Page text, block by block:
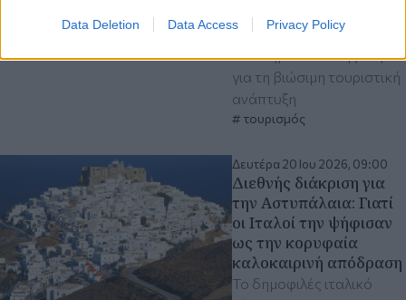
Data Deletion Data Access Privacy Policy
Πυθαγόρειο – Το πλάνο
του Δήμου Δυτικής Σάμου
για τη βιώσιμη τουριστική
ανάπτυξη
τουρισμός
Δευτέρα 20 Ιου 2026, 09:00
Διεθνής διάκριση για
την Αστυπάλαια: Γιατί
οι Ιταλοί την ψήφισαν
ως την κορυφαία
καλοκαιρινή απόδραση
Το δημοφιλές ιταλικό